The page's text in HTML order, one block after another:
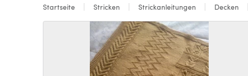
Startseite Stricken Strickanleitungen Decken